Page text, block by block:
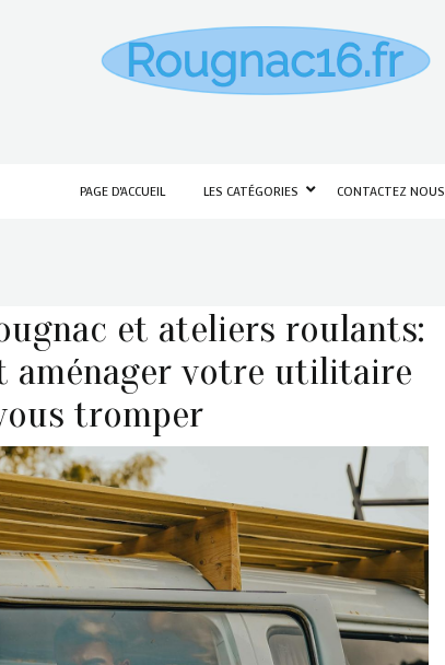
PAGE D'ACCUEIL LES CATÉGORIES CONTACTEZ NOUS
et ateliers roulants:
aménager votre utilitaire
tromper